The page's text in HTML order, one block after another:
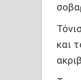
και